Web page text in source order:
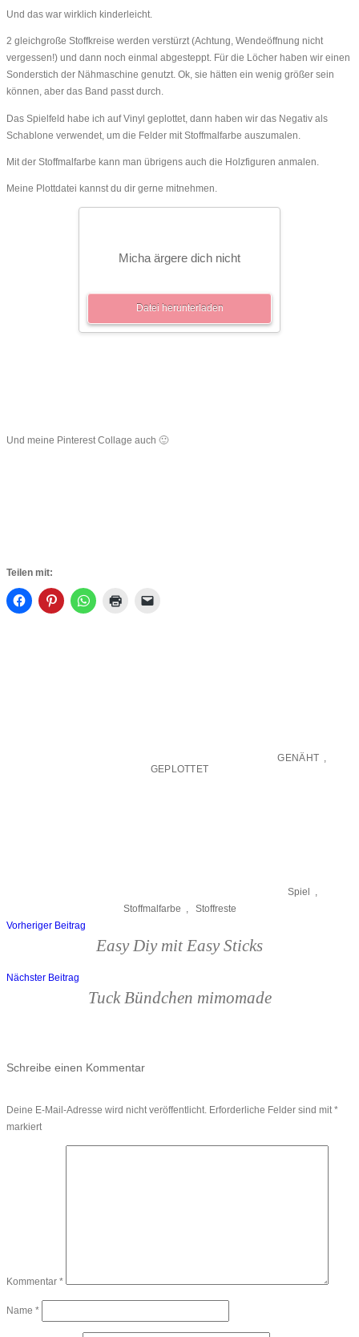
Und das war wirklich kinderleicht.
2 gleichgroße Stoffkreise werden verstürzt (Achtung, Wendeöffnung nicht
vergessen!) und dann noch einmal abgesteppt. Für die Löcher haben wir einen
Sonderstich der Nähmaschine genutzt. Ok, sie hätten ein wenig größer sein
können, aber das Band passt durch.
Das Spielfeld habe ich auf Vinyl geplottet, dann haben wir das Negativ als
Schablone verwendet, um die Felder mit Stoffmalfarbe auszumalen.
Mit der Stoffmalfarbe kann man übrigens auch die Holzfiguren anmalen.
Meine Plottdatei kannst du dir gerne mitnehmen.
Micha ärgere dich nicht
Datei herunterladen
Und meine Pinterest Collage auch 🙂
Teilen mit:
GENÄHT ,
GEPLOTTET
Spiel ,
Stoffmalfarbe , Stoffreste
Beitragsnavigation
Vorheriger Beitrag
Easy Diy mit Easy Sticks
Nächster Beitrag
Tuck Bündchen mimomade
Schreibe einen Kommentar
Deine E-Mail-Adresse wird nicht veröffentlicht. Erforderliche Felder sind mit*
markiert
Kommentar *
Name *